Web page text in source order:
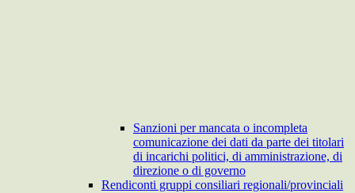
Sanzioni per mancata o incompleta
comunicazione dei dati da parte dei titolari
di incarichi politici, di amministrazione, di
direzione o di governo
Rendiconti gruppi consiliari regionali/provinciali